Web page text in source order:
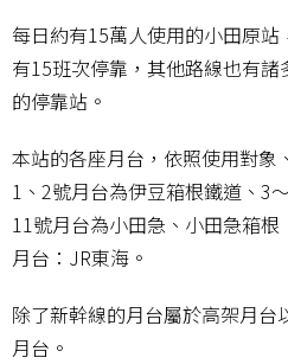
每日約有15萬人使用的小田原
有15班次停靠，其他路線也有
的停靠站。
本站的各座月台，依照使用對象
1、2號月台為伊豆箱根鐵道、3
11號月台為小田急、小田急箱
月台：JR東海。
除了新幹線的月台屬於高架月台
月台。